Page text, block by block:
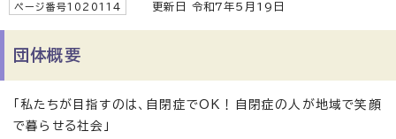
ページ番号1020114 更新日 令和7年5月19日
団体概要
「私たちが目指すのは、自閉症でOK！自閉症の人が地域で笑顔
で暮らせる社会」